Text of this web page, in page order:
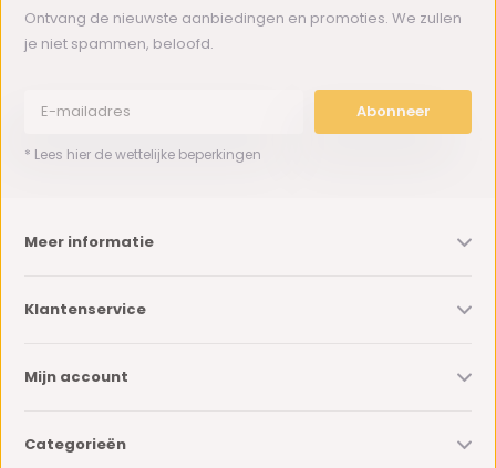
Ontvang de nieuwste aanbiedingen en promoties. We zullen
je niet spammen, beloofd.
Abonneer
* Lees hier de wettelijke beperkingen
Meer informatie
Klantenservice
Mijn account
Categorieën